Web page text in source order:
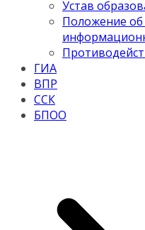
Устав
Положение
ГИА
ВПР
ССК
БПОО